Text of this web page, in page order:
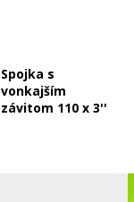
Spojka s
vonkajším
závitom 110 x 3''